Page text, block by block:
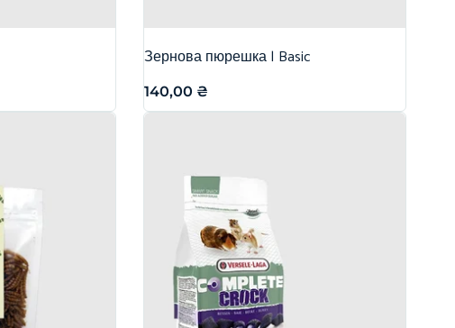
Зернова пюрешка | Basic
140,00 ₴